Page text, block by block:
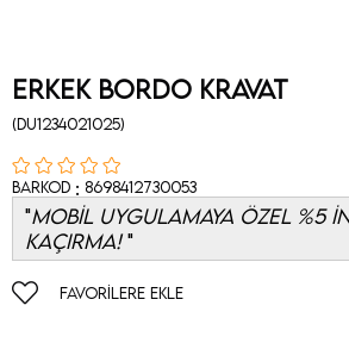
Erkek Bordo Kravat
(DU1234021025)
Barkod : 8698412730053
MOBİL UYGULAMAYA ÖZEL %5
KAÇIRMA!
FAVORILERE EKLE